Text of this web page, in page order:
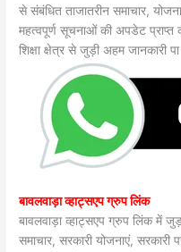
से संबंधित ताजातरीन समाचार,
महत्वपूर्ण सूचनाओं की अपडेट
शिक्षा क्षेत्र से जुड़ी अहम जानकारी
बावलवाड़ा व्हाट्सएप ग्रुप लिंक
बावलवाड़ा व्हाट्सएप ग्रुप लिंक में
समाचार, सरकारी योजनाएं,